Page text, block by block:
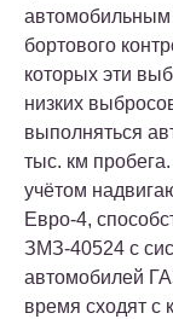
автомобильным
бортового
которых эти
низких
выполняться
тыс. км
учётом
Евро-4,
ЗМЗ-40524 с
автомобилей
время сходят с